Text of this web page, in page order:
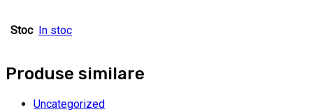
Stoc In stoc
Produse similare
Uncategorized